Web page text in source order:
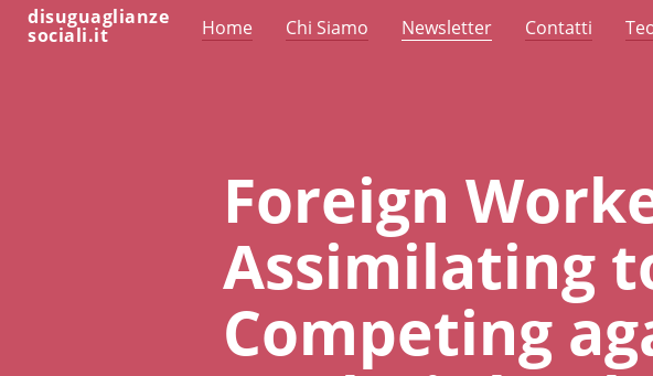
disuguaglianze
sociali.it Home Chi Siamo Newsletter Contatti
Foreign
Assimilating
Competing